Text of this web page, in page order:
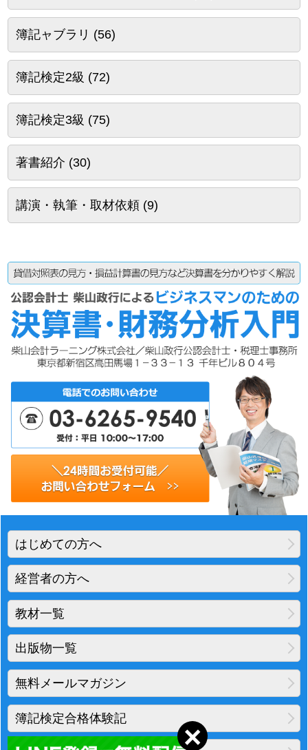
簿記ャブラリ (56)
簿記検定2級 (72)
簿記検定3級 (75)
著書紹介 (30)
講演・執筆・取材依頼(9)
はじめての方へ
経営者の方へ
教材一覧
出版物一覧
無料メールマガジン
簿記検定合格体験記